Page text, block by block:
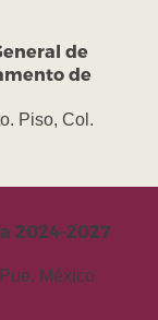
de
de
Piso, Col.
2024-2027
México